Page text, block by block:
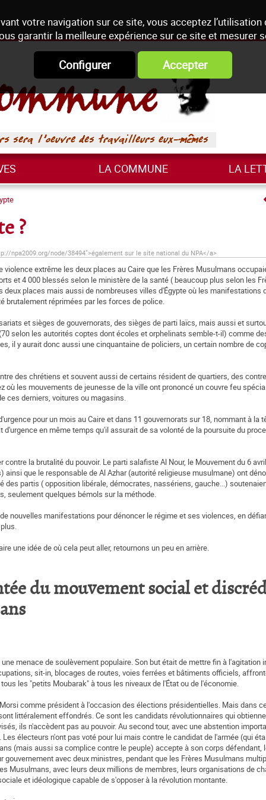
votre navigation sur ce site, vous acceptez
garantir la meilleure expérience sur ce site et mesurer
Configurer Accepter
LA COMMUNE LA
?
npa2009.org/node/38494">également sur le site national du NPA</a>
extrême les deux places au Caire que les Frères Musulmans
et 4 000 blessés selon le ministère de la santé ( beaucoup plus selon les
places mais aussi de nombreuses villes d'Égypte où les manifestations
brutalement réprimées par les forces de police.
et sièges de gouvernorats, des sièges de parti laïcs, mais aussi et
selon les autorités coptes dont écoles et orphelinats semble-t-il) comme
il y aurait donc aussi une cinquantaine de policiers, un certain nombre de
des chrétiens et souvent aussi de certains résident de quartiers, des
les mouvements de jeunesse de la ville ont prononcé un couvre feu
ces derniers, voitures ou magasins.
pour un mois au Caire et dans 11 gouvernorats sur 18, nommant à la
en même temps qu'il assurait de sa volonté de la poursuite du
la brutalité du pouvoir. Le parti salafiste Al Nour, le Mouvement du 6
que le responsable de Al Azhar (autorité religieuse musulmane) ont
des partis ( opposition libérale, démocrates, nassériens, gauche...)
seulement quelques bémols sur la méthode.
nouvelles manifestations pour dénoncer le régime et ses violences, en
une idée de où cela peut aller, retournons un peu en arrière.
du mouvement social et
menace de soulèvement populaire. Son but était de mettre fin à l'agitation
sit-in, blocages de routes, voies ferrées et bâtiments officiels,
les "petits Moubarak" à tous les niveaux de l'État ou de l'économie.
comme président à l'occasion des élections présidentielles. Mais dans
littéralement effondrés. Ce sont les candidats révolutionnaires qui
ils n'accèdent pas au pouvoir. Au second tour, avec une abstention
électeurs n'ont pas voté pour lui mais contre le candidat de l'armée (qui
(mais aussi sa complice contre le peuple) accepte à son corps défendant,
avec deux ministres, pendant que les Frères Musulmans
Musulmans, avec leurs deux millions de membres, leurs organisations de
et idéologique capable de s'opposer à la révolution montante.